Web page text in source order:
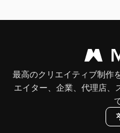
最高のクリエイティブ制作
エイター、企業、代理店、